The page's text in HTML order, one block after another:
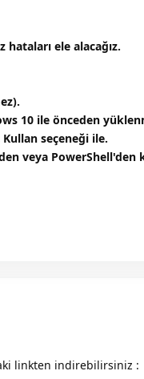
ele alacağız.
10 ile önceden
seçeneği ile.
veya PowerShell'den
linkten indirebilirsiniz :